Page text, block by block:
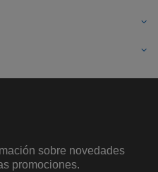
sobre novedades
promociones.